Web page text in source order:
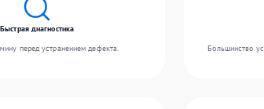
Быстрая диагностика
перед устранением дефекта.
Большинство